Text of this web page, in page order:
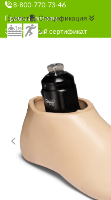
8-800-770-73-46
Правила оплаты
Электронный сертификат
Буклет
Спецификация
2